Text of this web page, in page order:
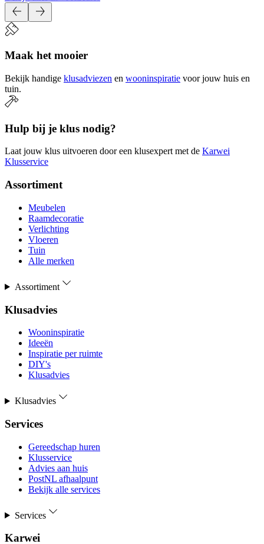
Maak het mooier
Bekijk handige klusadviezen en wooninspiratie voor jouw huis en
tuin.
Hulp bij je klus nodig?
Laat jouw klus uitvoeren door een klusexpert met de Karwei
Klusservice
Assortiment
Meubelen
Raamdecoratie
Verlichting
Vloeren
Tuin
Alle merken
Assortiment
Klusadvies
Wooninspiratie
Ideeën
Inspiratie per ruimte
DIY's
Klusadvies
Klusadvies
Services
Gereedschap huren
Klusservice
Advies aan huis
PostNL afhaalpunt
Bekijk alle services
Services
Karwei